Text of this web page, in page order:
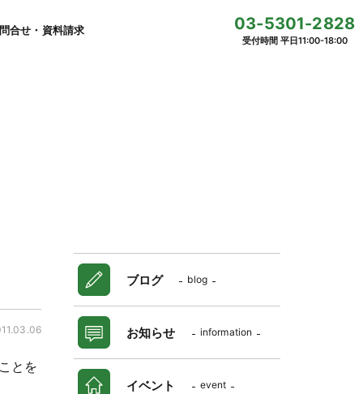
合せ・資料請求 03-5301-2828
受付時間 平日11:00-18:00
とを
ブログ blog
お知らせ information
イベント event